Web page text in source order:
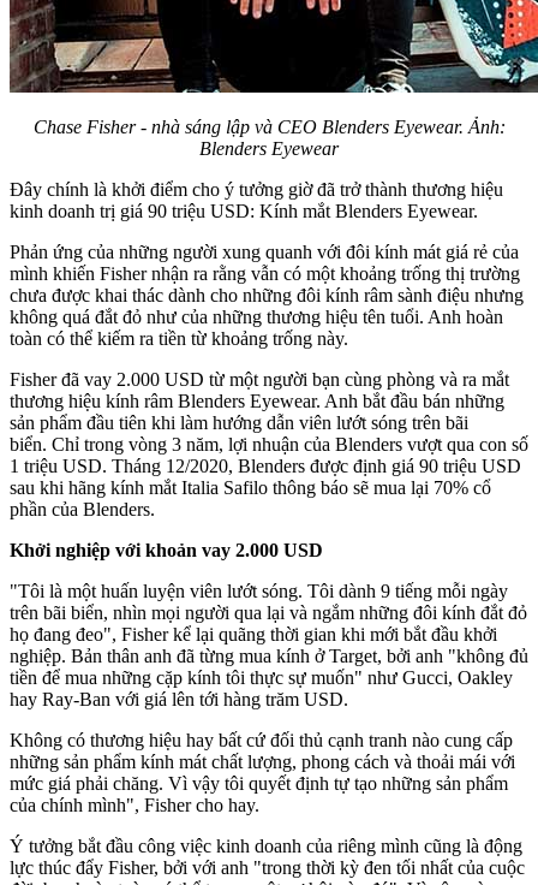
Chase Fisher - nhà sáng lập và CEO Blenders Eyewear. Ảnh:
Blenders Eyewear
Đây chính là khởi điểm cho ý tưởng giờ đã trở thành thương hiệu
kinh doanh trị giá 90 triệu USD: Kính mắt Blenders Eyewear.
Phản ứng của những người xung quanh với đôi kính mát giá rẻ của
mình khiến Fisher nhận ra rằng vẫn có một khoảng trống thị trường
chưa được khai thác dành cho những đôi kính râm sành điệu nhưng
không quá đắt đỏ như của những thương hiệu tên tuổi. Anh hoàn
toàn có thể kiếm ra tiền từ khoảng trống này.
Fisher đã vay 2.000 USD từ một người bạn cùng phòng và ra mắt
thương hiệu kính râm Blenders Eyewear. Anh bắt đầu bán những
sản phẩm đầu tiên khi làm hướng dẫn viên lướt sóng trên bãi
biển. Chỉ trong vòng 3 năm, lợi nhuận của Blenders vượt qua con số
1 triệu USD. Tháng 12/2020, Blenders được định giá 90 triệu USD
sau khi hãng kính mắt Italia Safilo thông báo sẽ mua lại 70% cổ
phần của Blenders.
Khởi nghiệp với khoản vay 2.000 USD
"Tôi là một huấn luyện viên lướt sóng. Tôi dành 9 tiếng mỗi ngày
trên bãi biển, nhìn mọi người qua lại và ngắm những đôi kính đắt đỏ
họ đang đeo", Fisher kể lại quãng thời gian khi mới bắt đầu khởi
nghiệp. Bản thân anh đã từng mua kính ở Target, bởi anh "không đủ
tiền để mua những cặp kính tôi thực sự muốn" như Gucci, Oakley
hay Ray-Ban với giá lên tới hàng trăm USD.
Không có thương hiệu hay bất cứ đối thủ cạnh tranh nào cung cấp
những sản phẩm kính mát chất lượng, phong cách và thoải mái với
mức giá phải chăng. Vì vậy tôi quyết định tự tạo những sản phẩm
của chính mình", Fisher cho hay.
Ý tưởng bắt đầu công việc kinh doanh của riêng mình cũng là động
lực thúc đẩy Fisher, bởi với anh "trong thời kỳ đen tối nhất của cuộc